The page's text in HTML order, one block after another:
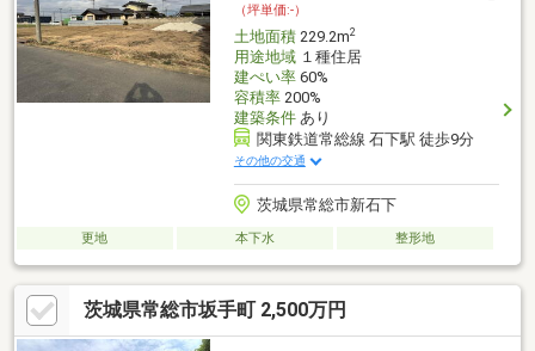
（坪単価:-）
土地面積229.2m2
用途地域１種住居
建ぺい率60%
容積率200%
建築条件あり
関東鉄道常総線 石下駅 徒歩9分
その他の交通
茨城県常総市新石下
更地 本下水 整形地
茨城県常総市坂手町 2,500万円